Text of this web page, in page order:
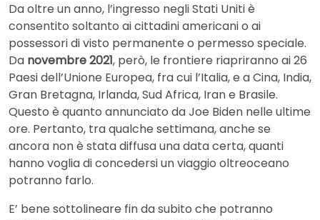
Da oltre un anno, l’ingresso negli Stati Uniti è
consentito soltanto ai cittadini americani o ai
possessori di visto permanente o permesso speciale.
Da novembre 2021, però, le frontiere riapriranno ai 26
Paesi dell’Unione Europea, fra cui l’Italia, e a Cina, India,
Gran Bretagna, Irlanda, Sud Africa, Iran e Brasile.
Questo è quanto annunciato da Joe Biden nelle ultime
ore. Pertanto, tra qualche settimana, anche se
ancora non è stata diffusa una data certa, quanti
hanno voglia di concedersi un viaggio oltreoceano
potranno farlo.
E’ bene sottolineare fin da subito che potranno